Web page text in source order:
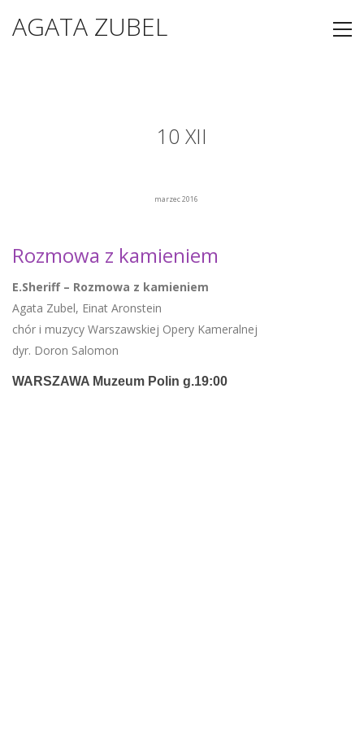
AGATA ZUBEL
10 XII
marzec 2016
Rozmowa z kamieniem
E.Sheriff – Rozmowa z kamieniem
Agata Zubel, Einat Aronstein
chór i muzycy Warszawskiej Opery Kameralnej
dyr. Doron Salomon
WARSZAWA Muzeum Polin g.19:00